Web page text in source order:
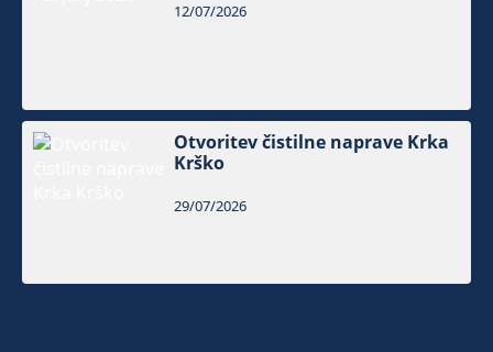
12/07/2026
Otvoritev čistilne naprave Krka
Krško
29/07/2026